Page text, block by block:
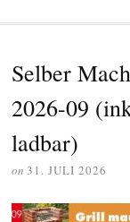
Selber
2026-09
ladbar)
on 31. JULI 2026